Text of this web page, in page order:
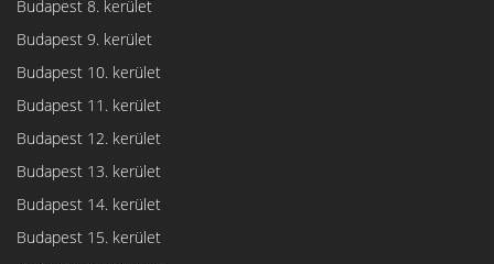
Budapest 8. kerület
Budapest 9. kerület
Budapest 10. kerület
Budapest 11. kerület
Budapest 12. kerület
Budapest 13. kerület
Budapest 14. kerület
Budapest 15. kerület